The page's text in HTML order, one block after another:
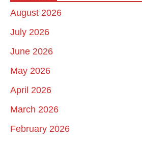
August 2026
July 2026
June 2026
May 2026
April 2026
March 2026
February 2026